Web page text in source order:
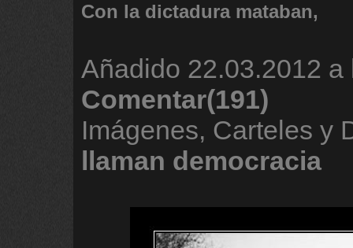
Con la dictadura mataban,
Añadido 22.03.2012 a
Comentar(191)
Imágenes, Carteles y
llaman democracia